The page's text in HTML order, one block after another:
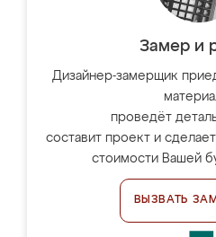
Замер и
Дизайнер-замерщик
проведёт
составит проект и
стоимости Вашей
ВЫЗВАТЬ